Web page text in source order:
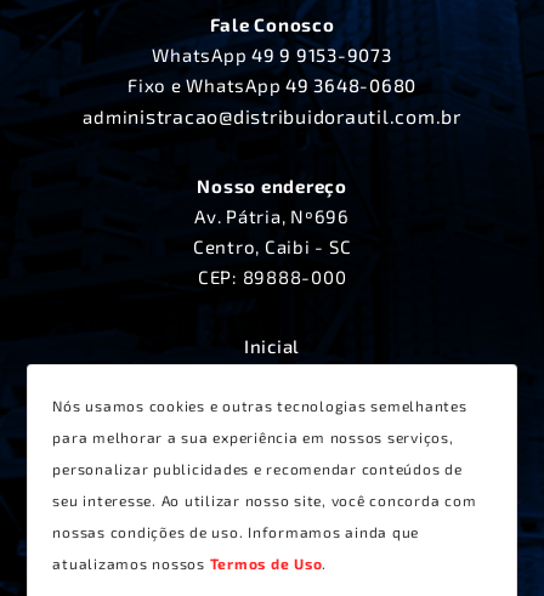
Nós usamos cookies e outras tecnologias semelhantes
para melhorar a sua experiência em nossos serviços,
personalizar publicidades e recomendar conteúdos de
seu interesse. Ao utilizar nosso site, você concorda com
nossas condições de uso. Informamos ainda que
atualizamos nossos Termos de Uso.
Fale Conosco
WhatsApp49 9 9153-9073
Fixo e WhatsApp 49 3648-0680
administracao@distribuidorautil.com.br
Nosso endereço
Av. Pátria, Nº696
Centro, Caibi - SC
CEP: 89888-000
Inicial
Produtos
Lançamentos
Receitas
Contato
Termos de Uso